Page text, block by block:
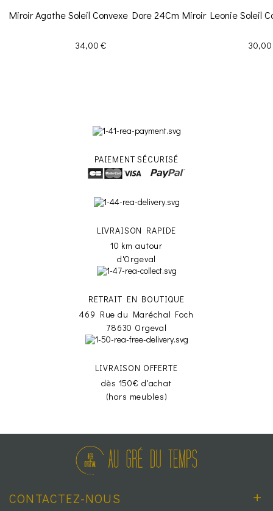
Miroir Agathe Soleil Convexe Dore 24Cm
Prix
34,00 €
Miroir Leonie Soleil
Prix
PAIEMENT SÉCURISÉ
LIVRAISON RAPIDE
10 km autour
d'Orgeval
RETRAIT EN BOUTIQUE
469 Rue du Maréchal Foch
78630 Orgeval
LIVRAISON OFFERTE
dès 150€ d'achat
(hors meubles)
CONTACTEZ-NOUS